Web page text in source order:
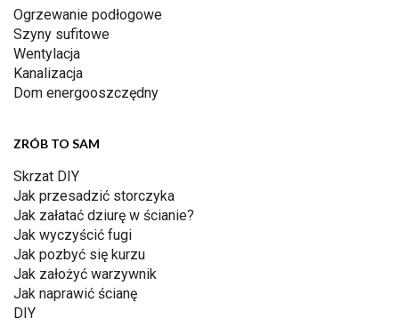
Ogrzewanie podłogowe
Szyny sufitowe
Wentylacja
Kanalizacja
Dom energooszczędny
ZRÓB TO SAM
Skrzat DIY
Jak przesadzić storczyka
Jak załatać dziurę w ścianie?
Jak wyczyścić fugi
Jak pozbyć się kurzu
Jak założyć warzywnik
Jak naprawić ścianę
DIY